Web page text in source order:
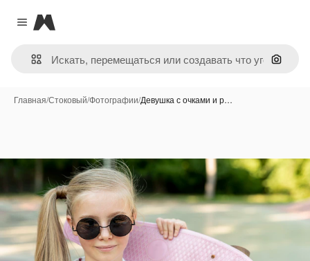
Close menu
Magnific
Поиск
Главная/Стоковый/Фотографии/Девушка с очками и р…